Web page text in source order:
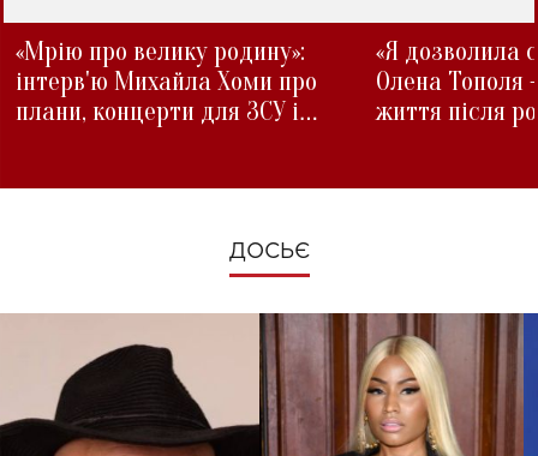
«Мрію про велику родину»:
інтерв'ю Михайла Хоми про
плани, концерти для ЗСУ і
«Я дозволила
Олена Тополя
життя після
ДОСЬЄ